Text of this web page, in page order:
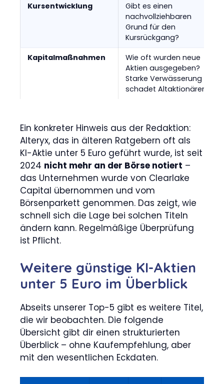
Kursentwicklung
Gibt es einen
nachvollziehbaren
Grund für den
Kursrückgang?
Kapitalmaßnahmen
Wie oft wurden neue
Aktien ausgegeben?
Starke Verwässerung
schadet Altaktionären
Ein konkreter Hinweis aus der Redaktion:
Alteryx, das in älteren Ratgebern oft als
KI-Aktie unter 5 Euro geführt wurde, ist seit
2024 nicht mehr an der Börse notiert –
das Unternehmen wurde von Clearlake
Capital übernommen und vom
Börsenparkett genommen. Das zeigt, wie
schnell sich die Lage bei solchen Titeln
ändern kann. Regelmäßige Überprüfung
ist Pflicht.
Weitere günstige KI-Aktien
unter 5 Euro im Überblick
Abseits unserer Top-5 gibt es weitere Titel,
die wir beobachten. Die folgende
Übersicht gibt dir einen strukturierten
Überblick – ohne Kaufempfehlung, aber
mit den wesentlichen Eckdaten.